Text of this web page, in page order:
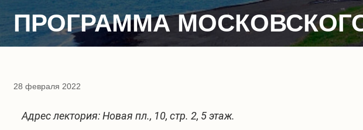
ПРОГРАММА
28 февраля 2022
Адрес лектория: Новая пл., 10, стр. 2, 5 этаж.